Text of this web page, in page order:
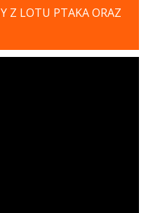
Z LOTU PTAKA ORAZ